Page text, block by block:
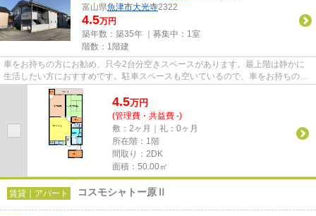
富山県魚津市大光寺2322
4.5万円
築年数：築35年 ｜募集中： 1室
階数：1階建
車をお持ちの方にお勧め、只今2台分空きスペースがあります。最上階は静かに
生活したい方におすすめです。駐車スペースも空いているので、車をお持ちの方
は検討してみてはいかがですか...
4.5万円
(管理費・共益費 -)
敷：2ヶ月｜礼：0ヶ月
所在階：1階
間取り：2DK
面積：50.00㎡
賃貸｜アパート コスモシャトー原Ⅱ